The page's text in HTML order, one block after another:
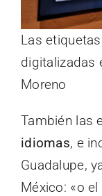
Las
digitalizadas
Moreno
También las
idiomas, e
Guadalupe,
México: «o